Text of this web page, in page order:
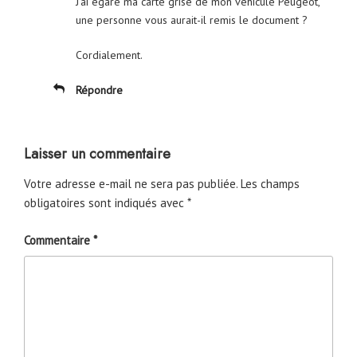
une personne vous aurait-il remis le document ?
Cordialement.
Répondre
Laisser un commentaire
Votre adresse e-mail ne sera pas publiée. Les champs
obligatoires sont indiqués avec *
Commentaire *